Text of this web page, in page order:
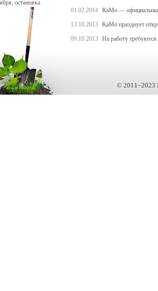
остановка
01.02.2014 КаМо — официальный
13.10.2013 КаМо празднует
09.10.2013 На работу
© 2011–2023